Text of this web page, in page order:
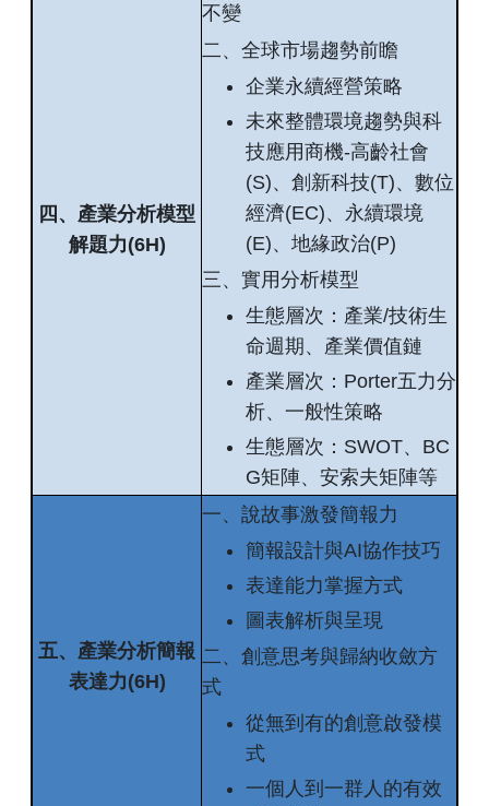
四、產業分析模型
解題力(6H)
不變
二、全球市場趨勢前瞻
企業永續經營策略
未來整體環境趨勢與科
技應用商機-高齡社會
(S)、創新科技(T)、數位
經濟(EC)、永續環境
(E)、地緣政治(P)
三、實用分析模型
生態層次：產業/技術生
命週期、產業價值鏈
產業層次：Porter五力分
析、一般性策略
生態層次：SWOT、BC
G矩陣、安索夫矩陣等
五、產業分析簡報
表達力(6H)
一、說故事激發簡報力
簡報設計與AI協作技巧
表達能力掌握方式
圖表解析與呈現
二、創意思考與歸納收斂方
式
從無到有的創意啟發模
式
一個人到一群人的有效